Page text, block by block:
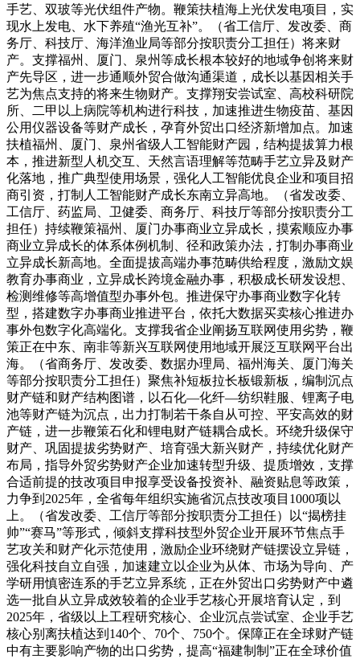
手艺、双玻等光伏组件产物。鞭策扶植海上光伏发电项目，实
现水上发电、水下养殖“渔光互补”。（省工信厅、发改委、商
务厅、科技厅、海洋渔业局等部分按职责分工担任）将来财
产。支撑福州、厦门、泉州等成长根本较好的地域争创将来财
产先导区，进一步通顺外贸合做沟通渠道，成长以基因相关手
艺为焦点支持的将来生物财产。支撑翔安尝试室、高校科研院
所、二甲以上病院等机构进行科技，加速推进生物疫苗、基因
公用仪器设备等财产成长，孕育外贸出口经济新增加点。加速
扶植福州、厦门、泉州省级人工智能财产园，结构提拔算力根
本，推进新型人机交互、天然言语理解等范畴手艺立异及财产
化落地，推广典型使用场景，强化人工智能优良企业和项目招
商引资，打制人工智能财产成长东南立异高地。（省发改委、
工信厅、药监局、卫健委、商务厅、科技厅等部分按职责分工
担任）持续鞭策福州、厦门办事商业立异成长，摸索顺应办事
商业立异成长的体系体例机制、径和政策办法，打制办事商业
立异成长新高地。全面提拔高端办事范畴供给程度，激励文娱
教育办事商业，立异成长跨境金融办事，积极成长研发设想、
检测维修等高增值型办事外包。推进保守办事商业数字化转
型，搭建数字办事商业推进平台，依托大数据买卖核心推进办
事外包数字化高端化。支撑我省企业阐扬互联网使用劣势，鞭
策正在中东、南非等新兴互联网使用地域开展泛互联网平台出
海。（省商务厅、发改委、数据办理局、福州海关、厦门海关
等部分按职责分工担任）聚焦补短板拉长板锻新板，编制沉点
财产链和财产结构图谱，以石化—化纤—纺织鞋服、锂离子电
池等财产链为沉点，出力打制若干条自从可控、平安高效的财
产链，进一步鞭策石化和锂电财产链耦合成长。环绕升级保守
财产、巩固提拔劣势财产、培育强大新兴财产，持续优化财产
布局，指导外贸劣势财产企业加速转型升级、提质增效，支撑
合适前提的技改项目申报享受设备投资补、融资贴息等政策，
力争到2025年，全省每年组织实施省沉点技改项目1000项以
上。（省发改委、工信厅等部分按职责分工担任）以“揭榜挂
帅”“赛马”等形式，倾斜支撑科技型外贸企业开展环节焦点手
艺攻关和财产化示范使用，激励企业环绕财产链摆设立异链，
强化科技自立自强，加速建立以企业为从体、市场为导向、产
学研用慎密连系的手艺立异系统，正在外贸出口劣势财产中遴
选一批自从立异成效较着的企业手艺核心开展培育认定，到
2025年，省级以上工程研究核心、企业沉点尝试室、企业手艺
核心别离扶植达到140个、70个、750个。保障正在全球财产链
中有主要影响产物的出口劣势，提高“福建制制”正在全球价值